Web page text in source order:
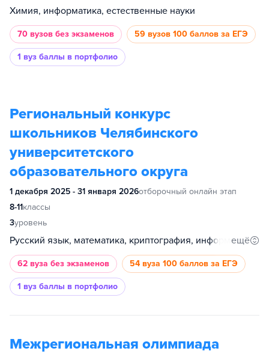
Химия, информатика, естественные науки
70 вузов без экзаменов 59 вузов 100 баллов за ЕГЭ
1 вуз баллы в портфолио
Региональный конкурс
школьников Челябинского
университетского
образовательного округа
1 декабря 2025 - 31 января 2026отборочный онлайн этап
8-11классы
3уровень
Русский язык, математика, криптография, информатика, обществознание, иностранный язык
ещё
62 вуза без экзаменов 54 вуза 100 баллов за ЕГЭ
1 вуз баллы в портфолио
Межрегиональная олимпиада